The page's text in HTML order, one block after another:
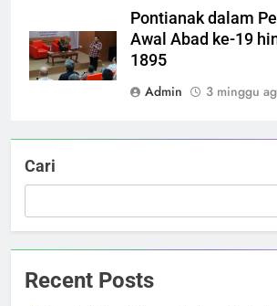
Pontianak dalam
Awal Abad ke-19
1895
Admin
3 minggu
Cari
Recent Posts